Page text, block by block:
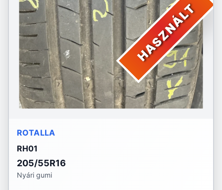
HASZNÁLT
ROTALLA
RH01
205/55R16
Nyári gumi